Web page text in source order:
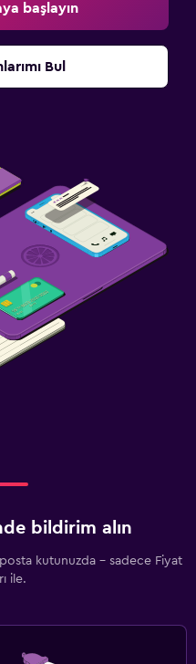
başlayın
Bul
bildirim alın
kutunuzda - sadece Fiyat
ile.